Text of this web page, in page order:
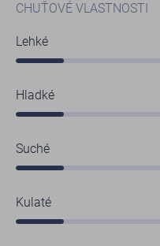
CHUŤOVÉ VLASTNOSTI
Lehké
Hladké
Suché
Kulaté